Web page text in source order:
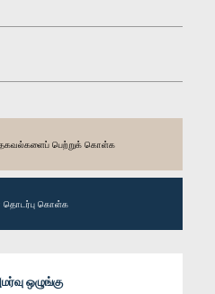
தகவல்களைப் பெற்றுக் கொள்க
தொடர்பு கொள்க
ஒழுங்கு